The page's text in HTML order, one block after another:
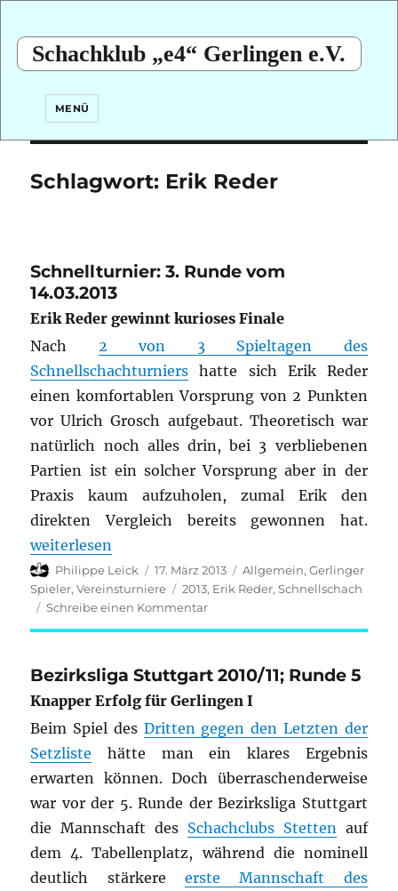
Schachklub „e4“ Gerlingen e.V.
MENÜ
Schlagwort: Erik Reder
Schnellturnier: 3. Runde vom
14.03.2013
Erik Reder gewinnt kurioses Finale
Nach 2 von 3 Spieltagen des
Schnellschachturniers hatte sich Erik Reder
einen komfortablen Vorsprung von 2 Punkten
vor Ulrich Grosch aufgebaut. Theoretisch war
natürlich noch alles drin, bei 3 verbliebenen
Partien ist ein solcher Vorsprung aber in der
Praxis kaum aufzuholen, zumal Erik den
direkten Vergleich bereits gewonnen hat.
„Schnellturnier: 3. Runde vom 14.03.2013“
weiterlesen
Autor
Philippe Leick
Veröffentlicht
am
17. März 2013 Kategorien
Allgemein,Gerlinger
Spieler,Vereinsturniere Schlagwörter
2013, Erik Reder,Schnellschach
Schreibe einen Kommentarzu
Schnellturnier:
vom
14.03.2013
Bezirksliga Stuttgart 2010/11; Runde 5
Knapper Erfolg für Gerlingen I
Beim Spiel des Dritten gegen den Letzten der
Setzliste hätte man ein klares Ergebnis
erwarten können. Doch überraschenderweise
war vor der 5. Runde der Bezirksliga Stuttgart
die Mannschaft des Schachclubs Stettenauf
dem 4. Tabellenplatz, während die nominell
deutlich stärkere erste Mannschaft des